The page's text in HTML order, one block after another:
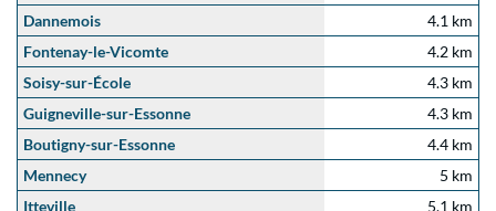
Dannemois
4.1 km
Fontenay-le-Vicomte
4.2 km
Soisy-sur-École
4.3 km
Guigneville-sur-Essonne
4.3 km
Boutigny-sur-Essonne
4.4 km
Mennecy
5 km
Itteville
5.1 km